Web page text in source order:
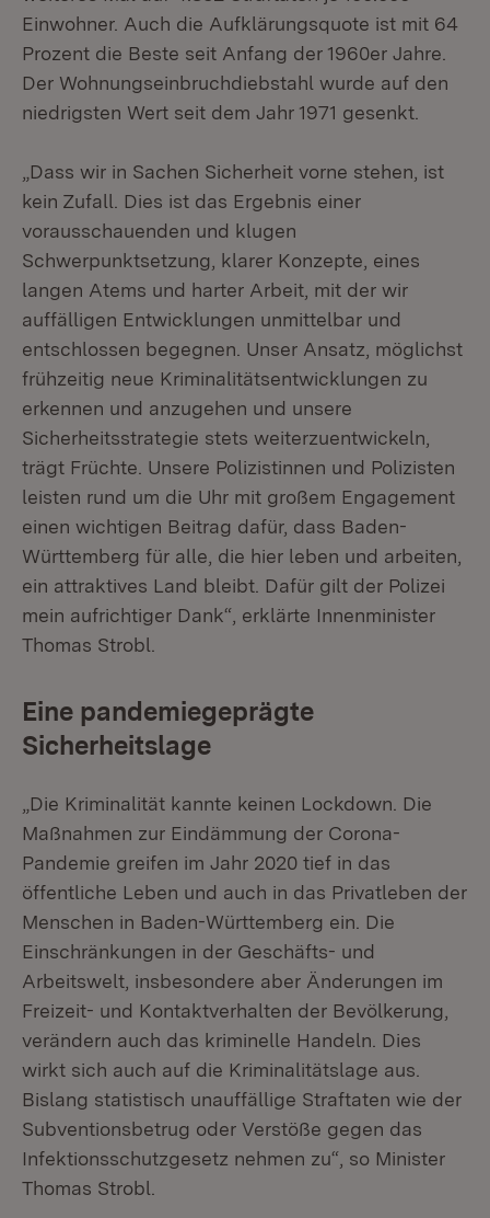
Einwohner. Auch die Aufklärungsquote ist mit 64
Prozent die Beste seit Anfang der 1960er Jahre.
Der Wohnungseinbruchdiebstahl wurde auf den
niedrigsten Wert seit dem Jahr 1971 gesenkt.
„Dass wir in Sachen Sicherheit vorne stehen, ist
kein Zufall. Dies ist das Ergebnis einer
vorausschauenden und klugen
Schwerpunktsetzung, klarer Konzepte, eines
langen Atems und harter Arbeit, mit der wir
auffälligen Entwicklungen unmittelbar und
entschlossen begegnen. Unser Ansatz, möglichst
frühzeitig neue Kriminalitätsentwicklungen zu
erkennen und anzugehen und unsere
Sicherheitsstrategie stets weiterzuentwickeln,
trägt Früchte. Unsere Polizistinnen und Polizisten
leisten rund um die Uhr mit großem Engagement
einen wichtigen Beitrag dafür, dass Baden-
Württemberg für alle, die hier leben und arbeiten,
ein attraktives Land bleibt. Dafür gilt der Polizei
mein aufrichtiger Dank“, erklärte Innenminister
Thomas Strobl.
Eine pandemiegeprägte
Sicherheitslage
„Die Kriminalität kannte keinen Lockdown. Die
Maßnahmen zur Eindämmung der Corona-
Pandemie greifen im Jahr 2020 tief in das
öffentliche Leben und auch in das Privatleben der
Menschen in Baden-Württemberg ein. Die
Einschränkungen in der Geschäfts- und
Arbeitswelt, insbesondere aber Änderungen im
Freizeit- und Kontaktverhalten der Bevölkerung,
verändern auch das kriminelle Handeln. Dies
wirkt sich auch auf die Kriminalitätslage aus.
Bislang statistisch unauffällige Straftaten wie der
Subventionsbetrug oder Verstöße gegen das
Infektionsschutzgesetz nehmen zu“, so Minister
Thomas Strobl.